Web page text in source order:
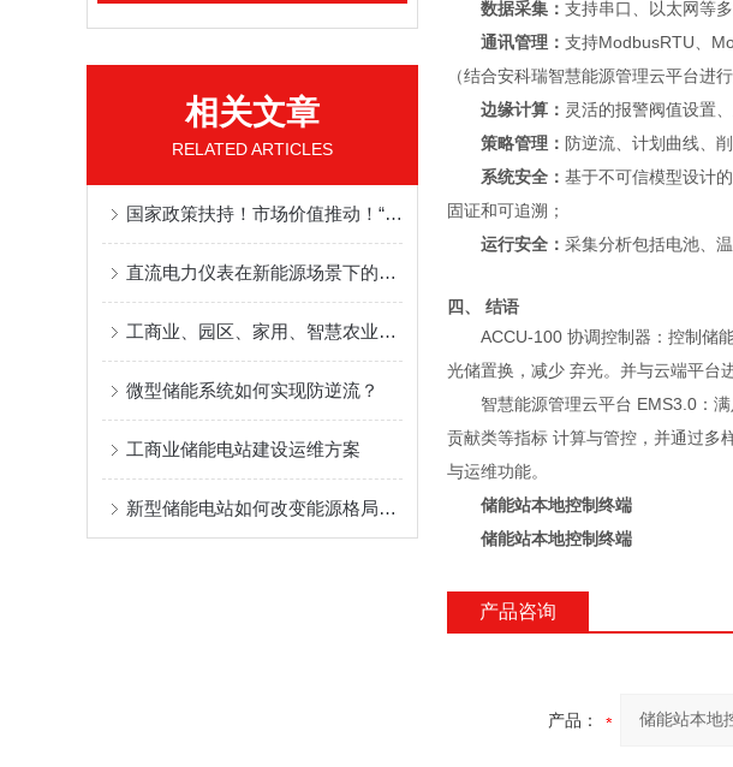
相关文章
RELATED ARTICLES
国家政策扶持！市场价值推动！“绿色工厂”这一赛道火了
直流电力仪表在新能源场景下的应用与选型
工商业、园区、家用、智慧农业多样化储能解决方案
微型储能系统如何实现防逆流？
工商业储能电站建设运维方案
新型储能电站如何改变能源格局？建设方案深度解读
数据采集： 支持串口、以太网等
通讯管理： 支持ModbusRTU、
（结合安科瑞智慧能源管理云平台进
边缘计算： 灵活的报警阀值设置
策略管理： 防逆流、计划曲线、
系统安全： 基于不可信模型设计
固证和可追溯；
运行安全： 采集分析包括电池、
四、 结语
ACCU-100 协调控制器：控制储
光储置换，减少 弃光。并与云端平台
智慧能源管理云平台 EMS3.0：
贡献类等指标 计算与管控，并通过多
与运维功能。
储能站本地控制终端
储能站本地控制终端
产品咨询
产品：